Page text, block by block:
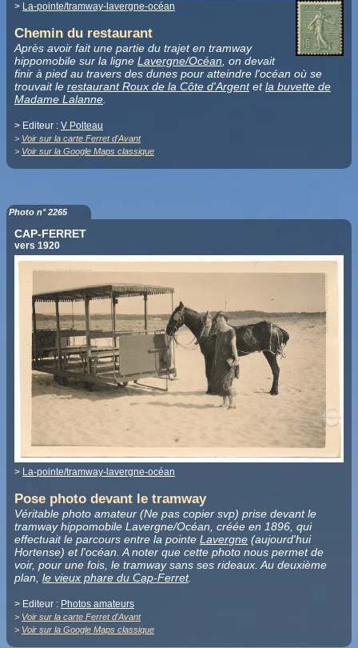
> La-pointe/tramway-lavergne-océan
Chemin du restaurant
Après avoir fait une partie du trajet en tramway
hippomobile sur la ligne Lavergne/Océan , on devait
finir à pied au travers des dunes pour atteindre l'océan où se
trouvait le restaurant Roux de la Côte d'Argentetla buvette de
Madame Lalanne
> Editeur : V Polteau
> Voir sur la carte Ferret d'Avant
> Voir sur la Google Maps classique
Photo n° 2265
CAP-FERRET
vers 1920
> La-pointe/tramway-lavergne-océan
Pose photo devant le tramway
Véritable photo amateur (Ne pas copier svp) prise devant le
tramway hippomobile Lavergne/Océan, créée en 1896, qui
effectuait le parcours entre la pointe Lavergne (aujourd'hui
Hortense) et l'océan. A noter que cette photo nous permet de
voir, pour une fois, le tramway sans ses rideaux. Au deuxième
plan, le vieux phare du Cap-Ferret.
> Editeur : Photos amateurs
> Voir sur la carte Ferret d'Avant
> Voir sur la Google Maps classique